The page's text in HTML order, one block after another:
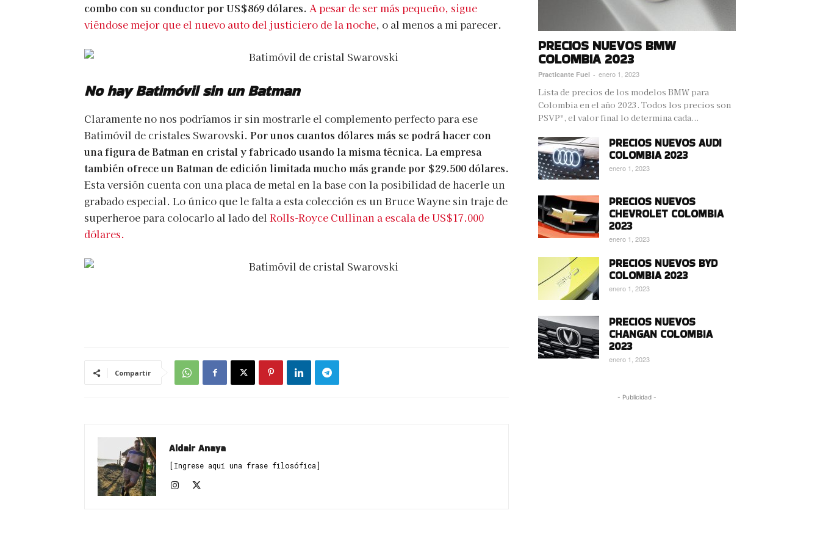
combo con su conductor por US$869 dólares. A pesar de ser más pequeño, sigue
viéndose mejor que el nuevo auto del justiciero de la noche, o al menos a mi parecer.
No hay Batimóvil sin un Batman
Claramente no nos podríamos ir sin mostrarle el complemento perfecto para ese
Batimóvil de cristales Swarovski. Por unos cuantos dólares más se podrá hacer con
una figura de Batman en cristal y fabricado usando la misma técnica. La empresa
también ofrece un Batman de edición limitada mucho más grande por $29.500 dólares.
Esta versión cuenta con una placa de metal en la base con la posibilidad de hacerle un
grabado especial. Lo único que le falta a esta colección es un Bruce Wayne sin traje de
superheroe para colocarlo al lado del Rolls-Royce Cullinan a escala de US$17.000
dólares.
Compartir
Aldair Anaya
[Ingrese aquí una frase filosófica]
PRECIOS NUEVOS BMW
COLOMBIA 2023
Practicante Fuel - enero 1, 2023
Lista de precios de los modelos BMW para
Colombia en el año 2023. Todos los precios son
PSVP*, el valor final lo determina cada...
PRECIOS NUEVOS AUDI
COLOMBIA 2023
enero 1, 2023
PRECIOS NUEVOS
CHEVROLET COLOMBIA
2023
enero 1, 2023
PRECIOS NUEVOS BYD
COLOMBIA 2023
enero 1, 2023
PRECIOS NUEVOS
CHANGAN COLOMBIA
2023
enero 1, 2023
- Publicidad -